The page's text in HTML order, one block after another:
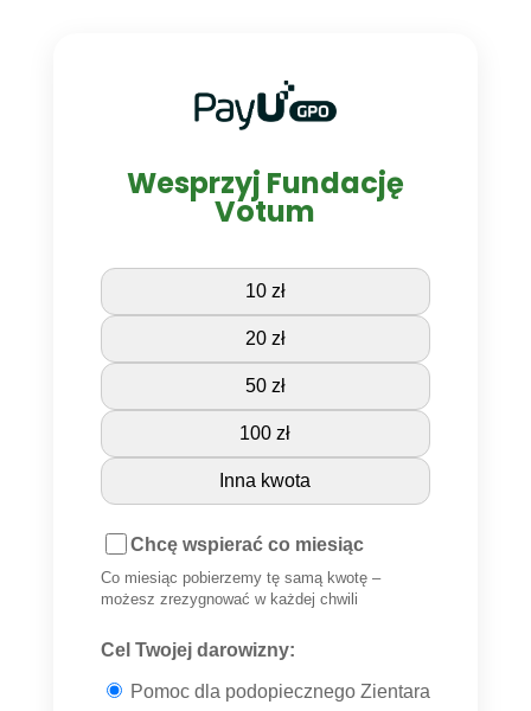
Wesprzyj Fundację
Votum
10 zł
20 zł
50 zł
100 zł
Inna kwota
Chcę wspierać co miesiąc
Co miesiąc pobierzemy tę samą kwotę –
możesz zrezygnować w każdej chwili
Cel Twojej darowizny:
Pomoc dla podopiecznego Zientara